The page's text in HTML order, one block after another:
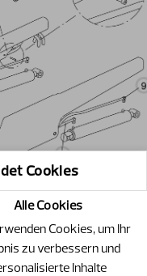
Cookies
Alle Cookies
Cookies, um Ihr
zu verbessern und
Inhalte